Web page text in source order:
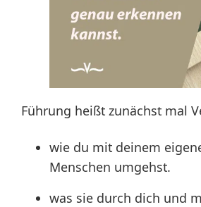
Führung heißt zunächst mal
wie du mit deinem
Menschen umgehst.
was sie durch dich und